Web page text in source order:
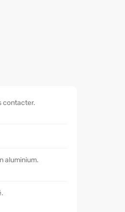
contacter.
aluminium.